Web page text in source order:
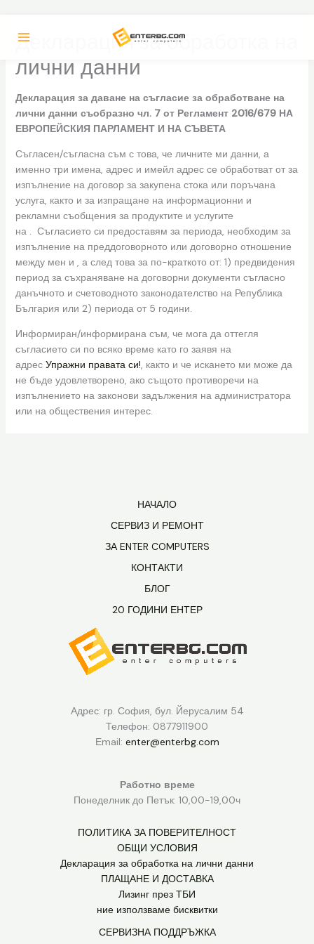
Декларация за обработка на
лични данни
Декларация за даване на съгласие за обработване на
лични данни съобразно чл. 7 от Регламент 2016/679 НА
ЕВРОПЕЙСКИЯ ПАРЛАМЕНТ И НА СЪВЕТА
Съгласен/съгласна съм с това, че личните ми данни, а
именно три имена, адрес и имейл адрес се обработват от за
изпълнение на договор за закупена стока или поръчана
услуга, както и за изпращане на информационни и
рекламни съобщения за продуктите и услугите
на . Съгласието си предоставям за периода, необходим за
изпълнение на преддоговорното или договорно отношение
между мен и , а след това за по-краткото от: 1) предвидения
период за съхраняване на договорни документи съгласно
данъчното и счетоводното законодателство на Република
България или 2) периода от 5 години.
Информиран/информирана съм, че мога да оттегля
съгласието си по всяко време като го заявя на
адрес Упражни правата си!, както и че искането ми може да
не бъде удовлетворено, ако същото противоречи на
изпълнението на законови задължения на администратора
или на обществения интерес.
НАЧАЛО
СЕРВИЗ И РЕМОНТ
ЗА ENTER COMPUTERS
КОНТАКТИ
БЛОГ
20 ГОДИНИ ЕНТЕР
Адрес: гр. София, бул. Йерусалим 54
Телефон: 0877911900
Еmail: enter@enterbg.com
Работно време
Понеделник до Петък: 10,00-19,00ч
ПОЛИТИКА ЗА ПОВЕРИТЕЛНОСТ
ОБЩИ УСЛОВИЯ
Декларация за обработка на лични данни
ПЛАЩАНЕ И ДОСТАВКА
Лизинг през ТБИ
ние използваме бисквитки
СЕРВИЗНА ПОДДРЪЖКА